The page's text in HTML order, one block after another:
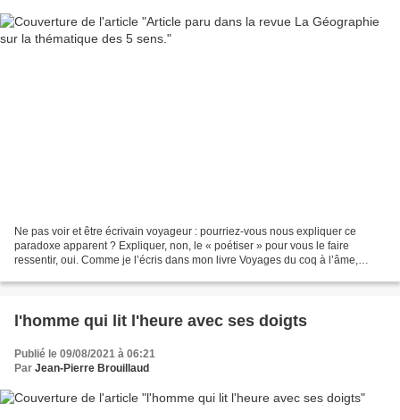
Ne pas voir et être écrivain voyageur : pourriez-vous nous expliquer ce
paradoxe apparent ? Expliquer, non, le « poétiser » pour vous le faire
ressentir, oui. Comme je l’écris dans mon livre Voyages du coq à l’âme,
l'homme qui lit l'heure avec ses doigts
Publié le 09/08/2021 à 06:21
Par Jean-Pierre Brouillaud